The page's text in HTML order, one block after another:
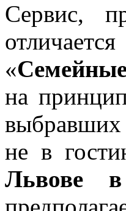
Сервис,
«
на
выбравших
не в
Львове в